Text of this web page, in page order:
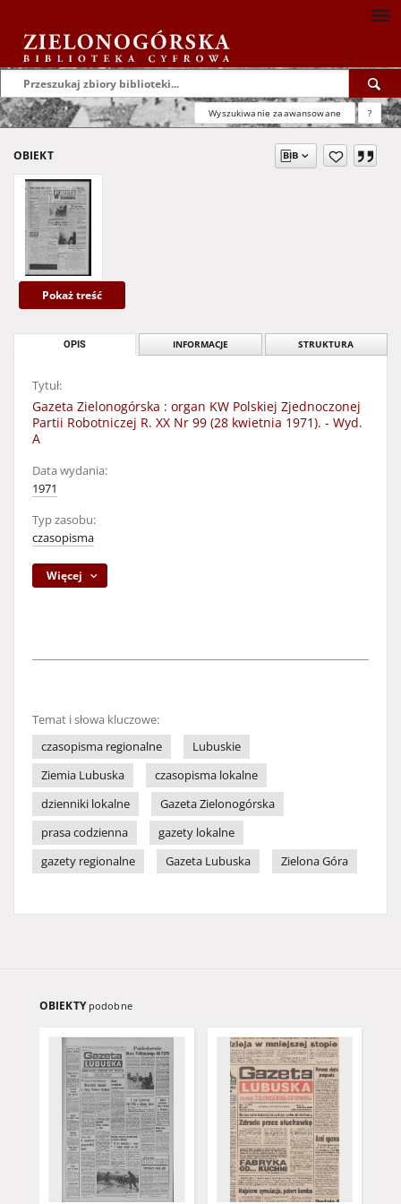
Wyszukiwanie zaawansowane ?
OBIEKT
Pokaż treść
OPIS INFORMACJE STRUKTURA
Tytuł:
Gazeta Zielonogórska : organ KW Polskiej Zjednoczonej
Partii Robotniczej R. XX Nr 99 (28 kwietnia 1971). - Wyd.
A
Data wydania:
1971
Typ zasobu:
czasopisma
Więcej
Temat i słowa kluczowe:
czasopisma regionalne
Lubuskie
Ziemia Lubuska
czasopisma lokalne
dzienniki lokalne
Gazeta Zielonogórska
prasa codzienna
gazety lokalne
gazety regionalne
Gazeta Lubuska Zielona Góra
OBIEKTY podobne